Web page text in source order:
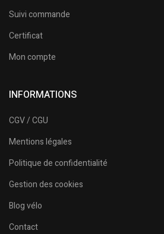
Suivi commande
Certificat
Mon compte
INFORMATIONS
CGV / CGU
Mentions légales
Politique de confidentialité
Gestion des cookies
Blog vélo
Contact